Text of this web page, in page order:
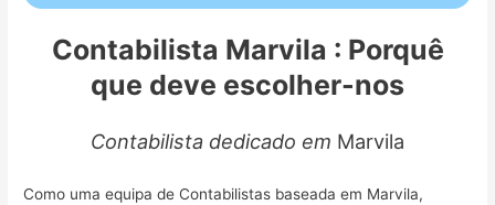
Contabilista Marvila : Porquê
que deve escolher-nos
Contabilista dedicado em Marvila
Como uma equipa de Contabilistas baseada em Marvila,